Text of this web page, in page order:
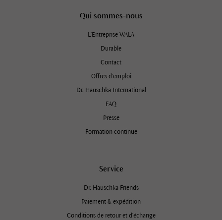
Qui sommes-nous
L'Entreprise WALA
Durable
Contact
Offres d’emploi
Dr. Hauschka International
FAQ
Presse
Formation continue
Service
Dr. Hauschka Friends
Paiement & expédition
Conditions de retour et d'échange